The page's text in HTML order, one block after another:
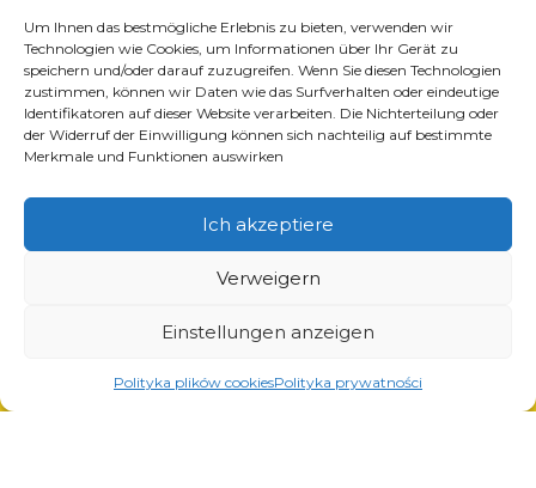
Um Ihnen das bestmögliche Erlebnis zu bieten, verwenden wir
Technologien wie Cookies, um Informationen über Ihr Gerät zu
speichern und/oder darauf zuzugreifen. Wenn Sie diesen Technologien
zustimmen, können wir Daten wie das Surfverhalten oder eindeutige
Identifikatoren auf dieser Website verarbeiten. Die Nichterteilung oder
der Widerruf der Einwilligung können sich nachteilig auf bestimmte
Merkmale und Funktionen auswirken
Ich akzeptiere
Verweigern
Einstellungen anzeigen
Polityka plików cookiesPolityka prywatności
Lösungen für die Reifenindustrie
Lösungen für die Öl- und Gasindustrie
Lösungen für Transport und Logistik
Lösungen für die Automobilindustrie
Laserschneiden
Pulverlackierung